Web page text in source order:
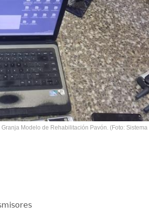
Modelo de Rehabilitación Pavón. (Foto: Sistema